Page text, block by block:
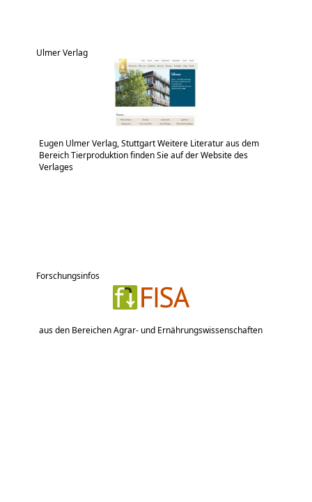
Ulmer Verlag
Eugen Ulmer Verlag, Stuttgart Weitere Literatur aus dem
Bereich Tierproduktion finden Sie auf der Website des
Verlages
Forschungsinfos
aus den Bereichen Agrar- und Ernährungswissenschaften